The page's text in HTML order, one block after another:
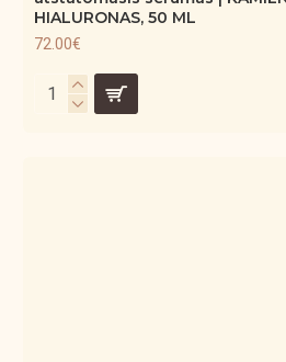
HIALURONAS, 50 ML
72.00€